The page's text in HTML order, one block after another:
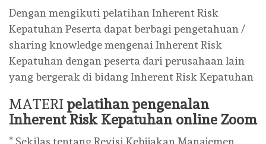
Dengan mengikuti pelatihan Inherent Risk
Kepatuhan Peserta dapat berbagi pengetahuan /
sharing knowledge mengenai Inherent Risk
Kepatuhan dengan peserta dari perusahaan lain
yang bergerak di bidang Inherent Risk Kepatuhan
MATERI pelatihan pengenalan
Inherent Risk Kepatuhan online Zoom
* Sekilas tentang Revisi Kebijakan Manajemen